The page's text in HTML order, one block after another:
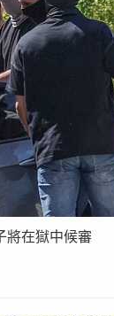
將在獄中候審